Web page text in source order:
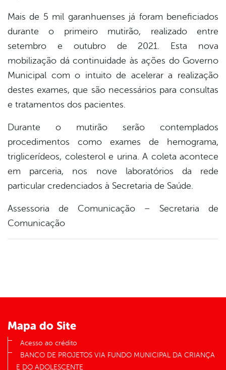
Mais de 5 mil garanhuenses já foram beneficiados
durante o primeiro mutirão, realizado entre
setembro e outubro de 2021. Esta nova
mobilização dá continuidade às ações do Governo
Municipal com o intuito de acelerar a realização
destes exames, que são necessários para consultas
e tratamentos dos pacientes.
Durante o mutirão serão contemplados
procedimentos como exames de hemograma,
triglicerídeos, colesterol e urina. A coleta acontece
em parceria, nos nove laboratórios da rede
particular credenciados à Secretaria de Saúde.
Assessoria de Comunicação – Secretaria de
Comunicação
Mapa do Site
Acesso ao crédito
BANCO DE PROJETOS VIA FUNDO MUNICIPAL DA CRIANÇA
E DO ADOLESCENTE